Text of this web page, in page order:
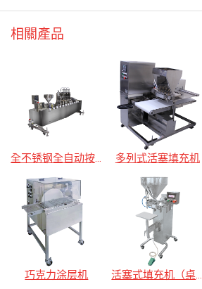
相關產品
全不锈钢全自动按压填充密封机 多列式活塞填充机
巧克力涂层机 活塞式填充机（桌台型/脚付型）